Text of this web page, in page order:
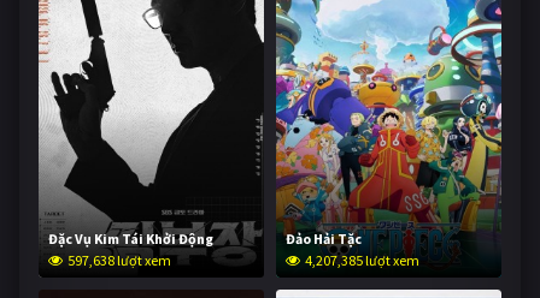
Đặc Vụ Kim Tái Khởi Động
597,638 lượt xem
Đảo Hải Tặc
4,207,385 lượt xem